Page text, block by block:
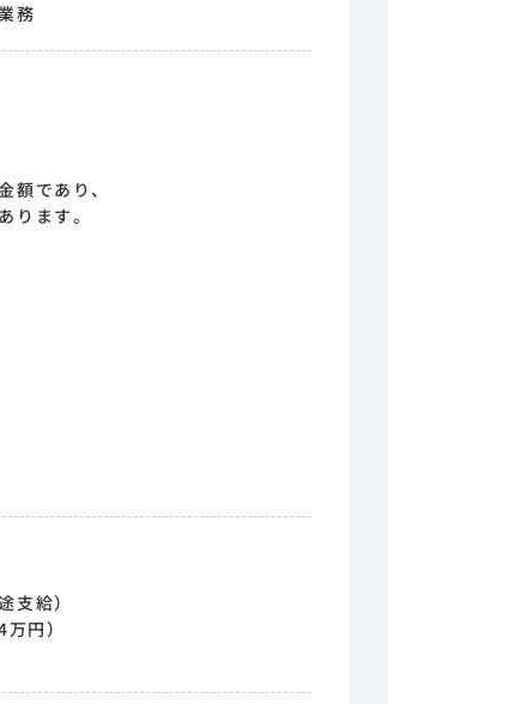
務
額であり、
ります。
支給）
円）